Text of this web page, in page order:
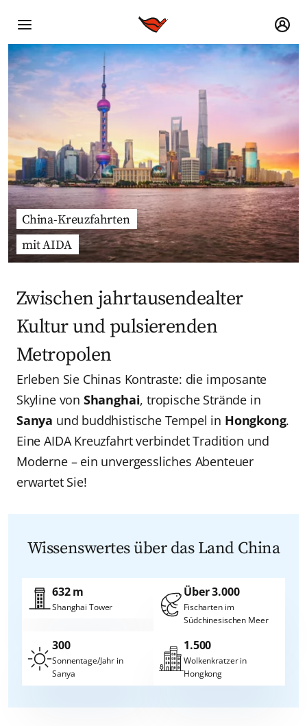
China-Kreuzfahrten
mit AIDA
Zwischen jahrtausendealter
Kultur und pulsierenden
Metropolen
Erleben Sie Chinas Kontraste: die imposante
Skyline von Shanghai, tropische Strände in
Sanya und buddhistische Tempel in Hongkong.
Eine AIDA Kreuzfahrt verbindet Tradition und
Moderne – ein unvergessliches Abenteuer
erwartet Sie!
Wissenswertes über das Land China
Shanghai Tower
632 m
Fischarten im
Südchinesischen Meer
Über 3.000
Sonnentage/Jahr in
Sanya
300
Wolkenkratzer in
Hongkong
1.500